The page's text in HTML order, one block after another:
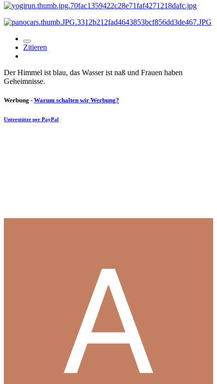
Zitieren
Der Himmel ist blau, das Wasser ist naß und Frauen haben
Geheimnisse.
Werbung - Warum schalten wir Werbung?
Unterstütze per PayPal